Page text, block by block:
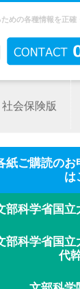
めの各種情報を正確
会保険版
紙ご購読のお
は
部科学省国立
部科学省国立
代